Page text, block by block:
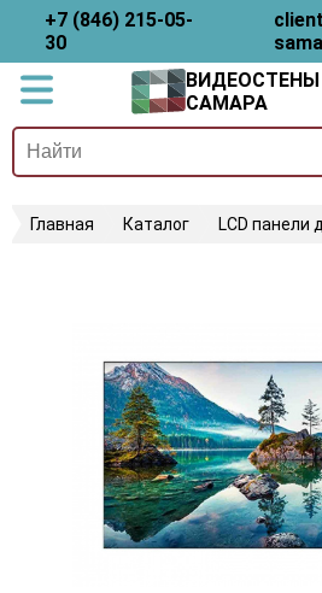
+7 (846) 215-05-
30
ВИДЕОСТЕНЫ
САМАРА
Главная Каталог LCD панели